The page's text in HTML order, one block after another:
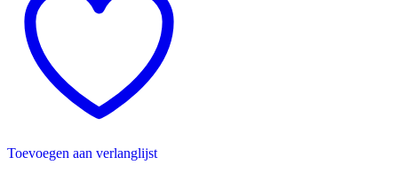
Toevoegen aan verlanglijst